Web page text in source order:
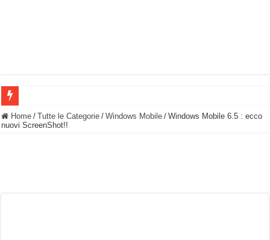
BASTA FATICARE! Questo robot tagliaerba lo appoggi e fa tutto lui! (Senza
Home / Tutte le Categorie / Windows Mobile / Windows Mobile 6.5 : ecco
nuovi ScreenShot!!